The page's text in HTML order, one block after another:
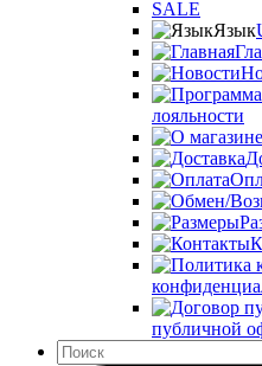
SALE
Язык
лояльности
публичной